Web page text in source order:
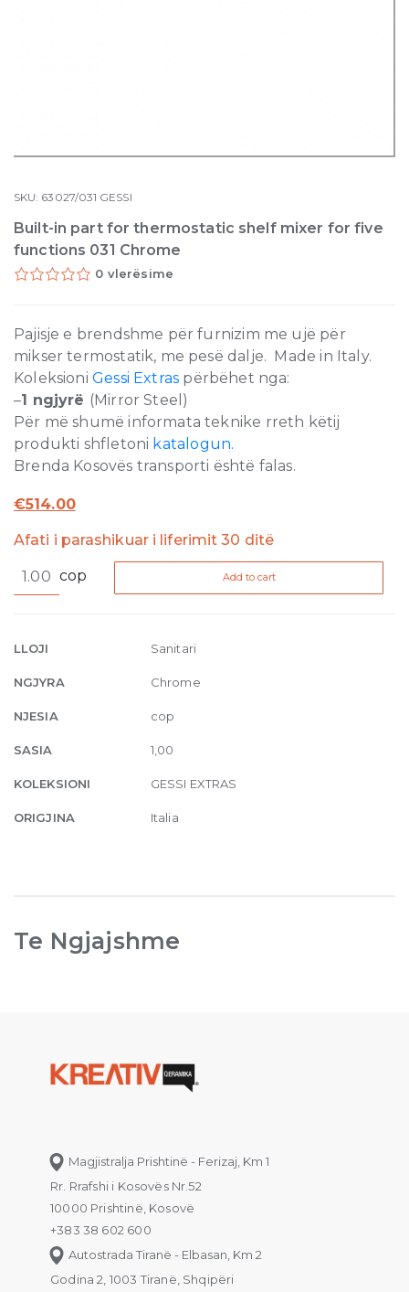
SKU: 63027/031 GESSI
Built-in part for thermostatic shelf mixer for five
functions 031 Chrome
0 vlerësime
Pajisje e brendshme për furnizim me ujë për
mikser termostatik, me pesë dalje. Made in Italy.
Koleksioni Gessi Extras përbëhet nga:
–1 ngjyrë (Mirror Steel)
Për më shumë informata teknike rreth këtij
produkti shfletoni katalogun.
Brenda Kosovës transporti është falas.
€514.00
Afati i parashikuar i liferimit 30 ditë
in
thermostatic
mixer
for
functions
031
quantity
cop Add to cart
LLOJI Sanitari
NGJYRA Chrome
NJESIA cop
SASIA 1,00
KOLEKSIONI GESSI EXTRAS
ORIGJINA Italia
Te Ngjajshme
Magjistralja Prishtinë - Ferizaj, Km 1
Rr. Rrafshi i Kosovës Nr.52
10000 Prishtinë, Kosovë
+383 38 602 600
Autostrada Tiranë - Elbasan, Km 2
Godina 2, 1003 Tiranë, Shqipëri